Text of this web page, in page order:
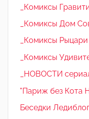
_Комиксы
_Комиксы Дом
_Комиксы
_Комиксы
_НОВОСТИ
"Париж без Кота
Беседки